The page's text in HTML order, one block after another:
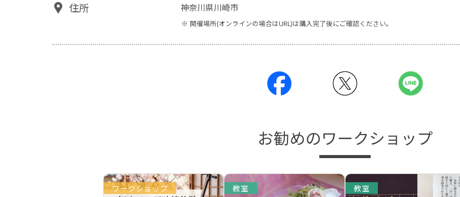
住所 神奈川県川崎市
開催場所(オンラインの場合はURL)は購入完了後にご確認ください。
お勧めのワークショップ
ワークショップ 教室 教室